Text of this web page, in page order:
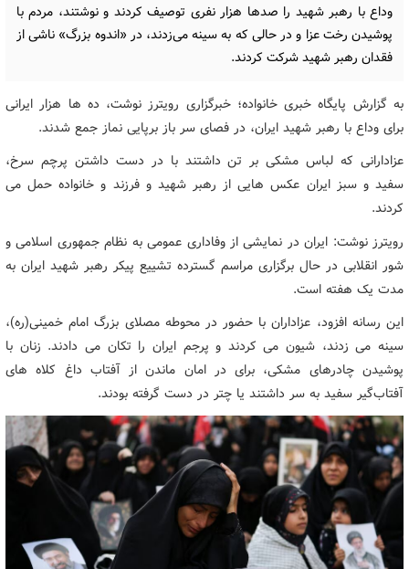
وداع با رهبر شهید را صدها هزار نفری توصیف کردند و نوشتند، مردم با
پوشیدن رخت عزا و در حالی که به سینه می‌زدند، در «اندوه بزرگ» ناشی از
فقدان رهبر شهید شرکت کردند.
به گزارش پایگاه خبری خانواده؛ خبرگزاری رویترز نوشت، ده ها هزار ایرانی
برای وداع با رهبر شهید ایران، در فصای سر باز برپایی نماز جمع شدند.
عزادارانی که لباس مشکی بر تن داشتند با در دست داشتن پرچم سرخ،
سفید و سبز ایران عکس هایی از رهبر شهید و فرزند و خانواده حمل می
کردند.
رویترز نوشت: ایران در نمایشی از وفاداری عمومی به نظام جمهوری اسلامی و
شور انقلابی در حال برگزاری مراسم گسترده تشییع پیکر رهبر شهید ایران به
مدت یک هفته است.
این رسانه افزود، عزاداران با حضور در محوطه مصلای بزرگ امام خمینی(ره)،
سینه می زدند، شیون می کردند و پرجم ایران را تکان می دادند. زنان با
پوشیدن چادرهای مشکی، برای در امان ماندن از آفتاب داغ کلاه های
آفتاب‌گیر سفید به سر داشتند یا چتر در دست گرفته بودند.